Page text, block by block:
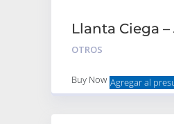
Llanta Ciega
4
OTROS
Buy Now Agregar al